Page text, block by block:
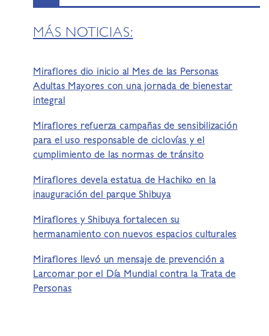
MÁS NOTICIAS:
Miraflores dio inicio al Mes de las Personas
Adultas Mayores con una jornada de bienestar
integral
Miraflores refuerza campañas de sensibilización
para el uso responsable de ciclovías y el
cumplimiento de las normas de tránsito
Miraflores devela estatua de Hachiko en la
inauguración del parque Shibuya
Miraflores y Shibuya fortalecen su
hermanamiento con nuevos espacios culturales
Miraflores llevó un mensaje de prevención a
Larcomar por el Día Mundial contra la Trata de
Personas